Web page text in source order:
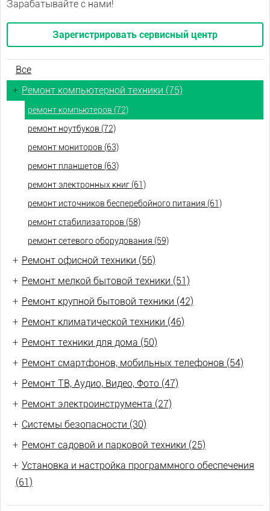
Зарабатывайте с нами!
Зарегистрировать сервисный центр
Все
+ Ремонт компьютерной техники (75)
ремонт компьютеров (72)
ремонт ноутбуков (72)
ремонт мониторов (63)
ремонт планшетов (63)
ремонт электронных книг (61)
ремонт источников бесперебойного питания (61)
ремонт стабилизаторов (58)
ремонт сетевого оборудования (59)
+ Ремонт офисной техники (56)
+ Ремонт мелкой бытовой техники (51)
+ Ремонт крупной бытовой техники (42)
+ Ремонт климатической техники (46)
+ Ремонт техники для дома (50)
+ Ремонт смартфонов, мобильных телефонов (54)
+ Ремонт ТВ, Аудио, Видео, Фото (47)
+ Ремонт электроинструмента (27)
+ Системы безопасности (30)
+ Ремонт садовой и парковой техники (25)
+ Установка и настройка программного обеспечения
(61)